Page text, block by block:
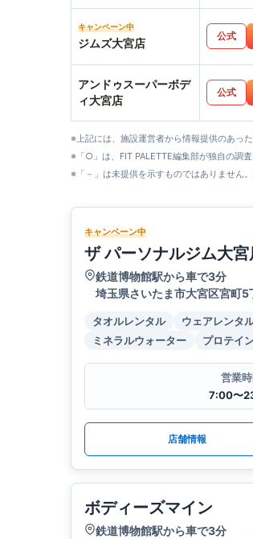
キャンペーン中
ジムズ大宮店
公式
アンドゥスーパーボデ
ィ大宮店
公式
※上記には、施設運営者から情報提供のあっ
※「○」は、FIT PALETTE編集部が独自の調
※「－」は未提供を示すものではありません
キャンペーン中
ザ パーソナルジム大宮
鉄道博物館駅から車で3分
埼玉県さいたま市大宮区宮町
タオルレンタル ウェアレンタ
ミネラルウォーター
プロテイ
営業
7:00〜
店舗情報
ボディーズマイン
鉄道博物館駅から車で3分